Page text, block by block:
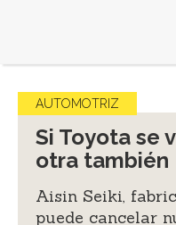
AUTOMOTRIZ
Si Toyota se
otra también
Aisin Seiki,
puede cancelar